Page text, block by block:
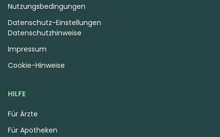
HILFE
Für Ärzte
Für Apotheken
Nutzungsbedingungen
Datenschutzhinweise
Impressum
Cookie-Hinweise
Datenschutz-Einstellungen